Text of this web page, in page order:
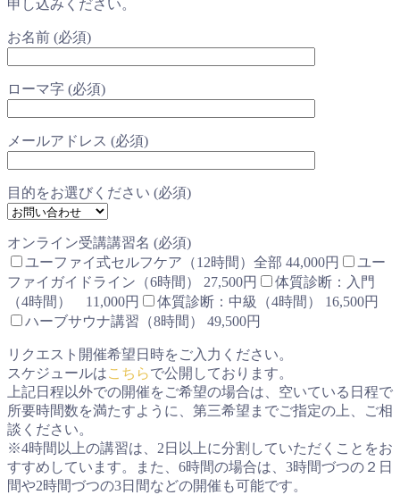
申し込みください。
お名前 (必須)
ローマ字 (必須)
メールアドレス (必須)
目的をお選びください (必須)
オンライン受講講習名 (必須)
ユーファイ式セルフケア（12時間）全部 44,000円
ユー
ファイガイドライン（6時間） 27,500円
体質診断：入門
（4時間） 11,000円
体質診断：中級（4時間） 16,500円
ハーブサウナ講習（8時間） 49,500円
リクエスト開催希望日時をご入力ください。
スケジュールはこちらで公開しております。
上記日程以外での開催をご希望の場合は、空いている日程で
所要時間数を満たすように、第三希望までご指定の上、ご相
談ください。
※4時間以上の講習は、2日以上に分割していただくことをお
すすめしています。また、6時間の場合は、3時間づつの２日
間や2時間づつの3日間などの開催も可能です。